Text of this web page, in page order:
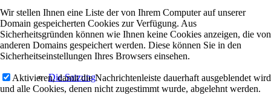
Die Satzung
Wir stellen Ihnen eine Liste der von Ihrem Computer auf unserer
Domain gespeicherten Cookies zur Verfügung. Aus
Sicherheitsgründen können wie Ihnen keine Cookies anzeigen, die von
anderen Domains gespeichert werden. Diese können Sie in den
Sicherheitseinstellungen Ihres Browsers einsehen.
Aktivieren, damit die Nachrichtenleiste dauerhaft ausgeblendet wird
und alle Cookies, denen nicht zugestimmt wurde, abgelehnt werden.